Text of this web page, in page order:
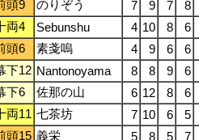
頭9 のりぞう 7 9 7 8
両4 Sebunshu 4 10 8 6
頭6 素戔嗚 4 9 6 6
下12 Nantonoyama 8 8 9 6
下6 佐那の山 6 12 8 6
両11 七茶坊 7 10 6 5
頭15 義栄 5 8 5 7